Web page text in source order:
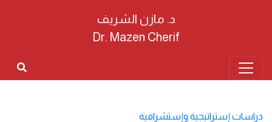
د. مازن الشريف
Dr. Mazen Cherif
دراسات إستراتيجية وإستشرافية